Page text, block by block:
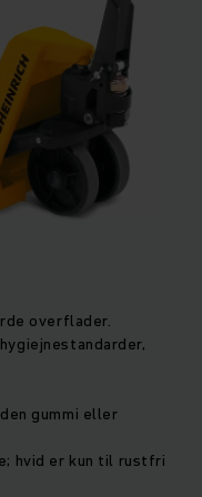
overflader.
gummi eller
hvid er kun til rustfri